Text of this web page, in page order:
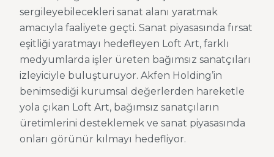
sergileyebilecekleri sanat alanı yaratmak
amacıyla faaliyete geçti. Sanat piyasasında fırsat
eşitliği yaratmayı hedefleyen Loft Art, farklı
medyumlarda işler üreten bağımsız sanatçıları
izleyiciyle buluşturuyor. Akfen Holding’in
benimsediği kurumsal değerlerden hareketle
yola çıkan Loft Art, bağımsız sanatçıların
üretimlerini desteklemek ve sanat piyasasında
onları görünür kılmayı hedefliyor.